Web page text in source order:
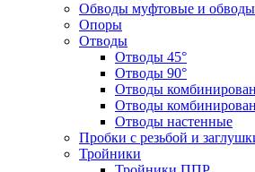
Обводы муфтовые и обводы
Опоры
Отводы
Отводы 45°
Отводы 90°
Отводы
Отводы
Отводы настенные
Пробки с резьбой и
Тройники